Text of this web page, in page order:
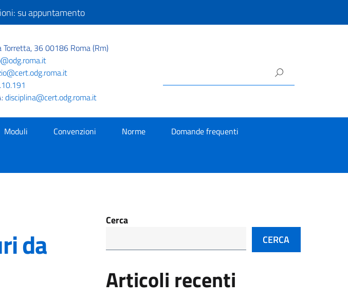
su appuntamento
Torretta, 36 00186 Roma (Rm)
disciplina@cert.odg.roma.it
Moduli Convenzioni Norme Domande frequenti
da
Cerca
CERCA
Articoli recenti